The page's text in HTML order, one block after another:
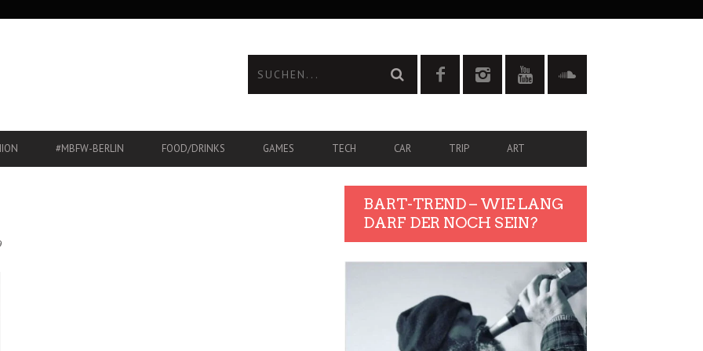
#MBFW-BERLIN FOOD/DRINKS GAMES TECH CAR TRIP ART
BART-TREND – WIE LANG
DARF DER NOCH SEIN?